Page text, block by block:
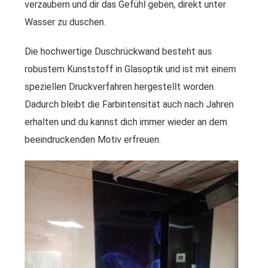
verzaubern und dir das Gefühl geben, direkt unter
Wasser zu duschen.
Die hochwertige Duschrückwand besteht aus
robustem Kunststoff in Glasoptik und ist mit einem
speziellen Druckverfahren hergestellt worden.
Dadurch bleibt die Farbintensität auch nach Jahren
erhalten und du kannst dich immer wieder an dem
beeindruckenden Motiv erfreuen.